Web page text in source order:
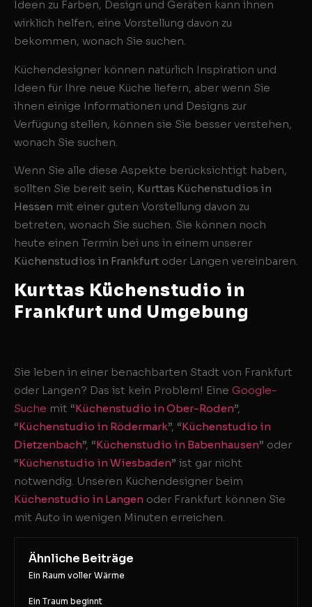
Ideen zu Farben, Design und Geräten kann ihnen
wirklich helfen, eine Vorstellung davon zu
bekommen, wonach Sie suchen.
Küchendesigner können natürlich Inspiration und
Ideen für Ihre neue Küche liefern, aber wenn Sie
ihnen einige Informationen und Designs zur
Verfügung stellen, können sie Sie besser verstehen,
wonach Sie suchen.
Wenn Sie alle diese Aspekte berücksichtigt haben,
sollten Sie bereit sein, Kurttas Küchenstudios in
Hessen mit einer guten Vorstellung davon zu
betreten, wonach Sie suchen. Sie können noch
heute einen Termin bei uns in einem unserer
Küchenstudios in Frankfurt oder Langen vereinbaren.
Kurttas Küchenstudio in
Frankfurt und Umgebung
Sie leben in einer benachbarten Stadt von Frankfurt
oder Langen? Das ist kein Problem! Eine Google-
Suche mit “Küchenstudio in Ober-Roden”,
“Küchenstudio in Rödermark”, “Küchenstudio in
Dietzenbach”, “Küchenstudio in Babenhausen” oder
“Küchenstudio in Wiesbaden” ist gar nicht
notwendig. Unseren Küchendesigner beim
Küchenstudio in Langen oder Frankfurt können Sie
mit Auto in wenigen Minuten erreichen.
Ähnliche Beiträge
Ein Raum voller Wärme
Ein Traum beginnt